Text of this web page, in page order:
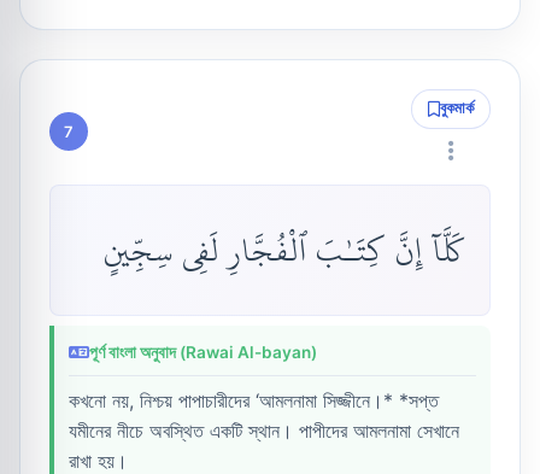
7
বুকমার্ক
كَلَّآ إِنَّ كِتَـٰبَ ٱلْفُجَّارِ لَفِى سِجِّينٍ
পূর্ণ বাংলা অনুবাদ (Rawai Al-bayan)
কখনো নয়, নিশ্চয় পাপাচারীদের ‘আমলনামা সিজ্জীনে।* *সপ্ত
যমীনের নীচে অবস্থিত একটি স্থান। পাপীদের আমলনামা সেখানে
রাখা হয়।